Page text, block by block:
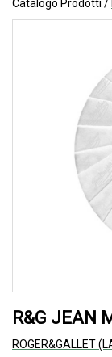
Catalogo Prodotti /
R&G JEAN
ROGER&GALLET